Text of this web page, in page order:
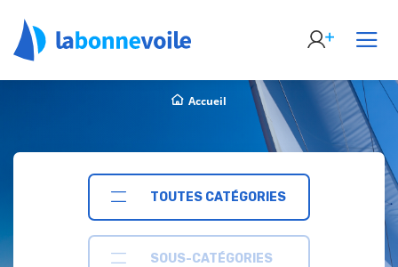
Accueil
TOUTES CATÉGORIES
SOUS-CATÉGORIES